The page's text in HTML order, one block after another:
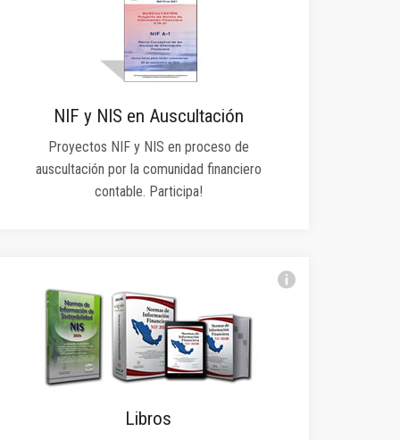
NIF y NIS en Auscultación
Proyectos NIF y NIS en proceso de
auscultación por la comunidad financiero
contable. Participa!
Libros